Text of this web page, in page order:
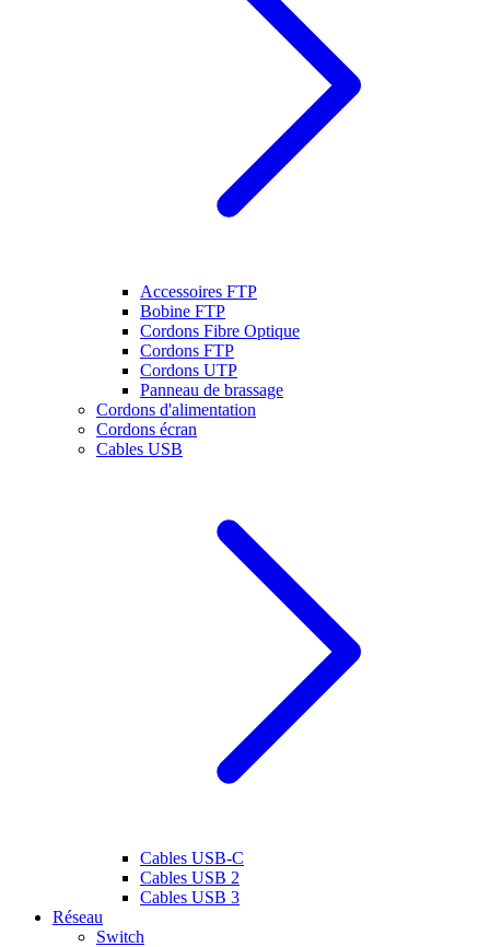
Accessoires FTP
Bobine FTP
Cordons Fibre Optique
Cordons FTP
Cordons UTP
Panneau de brassage
Cordons d'alimentation
Cordons écran
Cables USB
Cables USB-C
Cables USB 2
Cables USB 3
Réseau
Switch